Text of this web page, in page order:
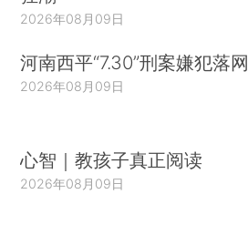
2026年08月09日
河南西平“7.30”刑案嫌犯落网
2026年08月09日
心智｜教孩子真正阅读
2026年08月09日